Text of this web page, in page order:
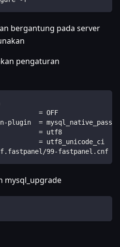
bergantung pada server
pengaturan
= OFF
=
= utf8
= utf8_unicode_ci
99-fastpanel.cnf
mysql_upgrade